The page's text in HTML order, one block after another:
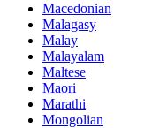
Macedonian
Malagasy
Malay
Malayalam
Maltese
Maori
Marathi
Mongolian